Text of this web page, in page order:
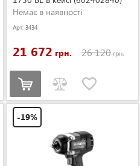
Немає в наявності
Арт: 3434
21 672 грн. 26 120грн.
-19%